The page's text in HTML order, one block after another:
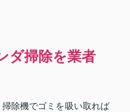
ダ掃除を業者
除機でゴミを吸い取れば